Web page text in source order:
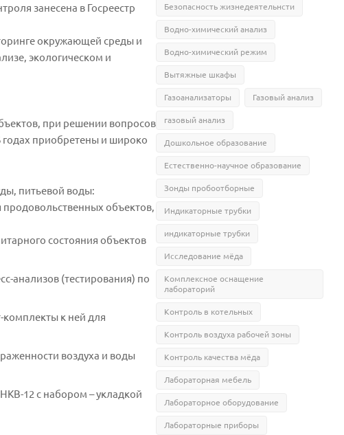
занесена в Госреестр
окружающей среды и
экологическом и
при решении вопросов
годах приобретены и широко
питьевой воды:
объектов,
состояния объектов
анализов (тестирования) по
комплекты к ней для
воздуха и воды
12 с набором – укладкой
Безопасность жизнедеятельнсти
Водно-химический анализ
Водно-химический режим
Вытяжные шкафы
Газоанализаторы Газовый анализ
газовый анализ
Дошкольное образование
Естественно-научное образование
Зонды пробоотборные
Индикаторные трубки
индикаторные трубки
Исследование мёда
Комплексное оснащение
лабораторий
Контроль в котельных
Контроль воздуха рабочей зоны
Контроль качества мёда
Лабораторная мебель
Лабораторное оборудование
Лабораторные приборы